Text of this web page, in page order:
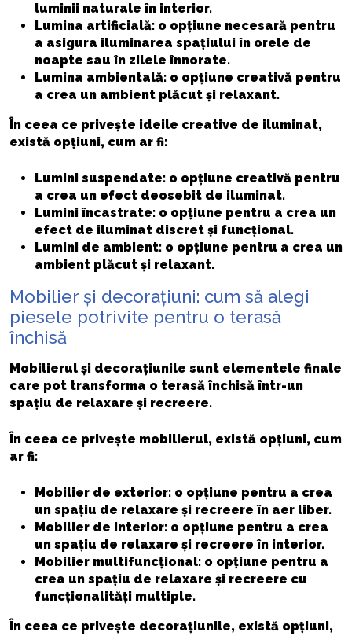
luminii naturale în interior.
Lumina artificială: o opțiune necesară pentru
a asigura iluminarea spațiului în orele de
noapte sau în zilele înnorate.
Lumina ambientală: o opțiune creativă pentru
a crea un ambient plăcut și relaxant.
În ceea ce privește ideile creative de iluminat,
există opțiuni, cum ar fi:
Lumini suspendate: o opțiune creativă pentru
a crea un efect deosebit de iluminat.
Lumini încastrate: o opțiune pentru a crea un
efect de iluminat discret și funcțional.
Lumini de ambient: o opțiune pentru a crea un
ambient plăcut și relaxant.
Mobilier și decorațiuni: cum să alegi
piesele potrivite pentru o terasă
închisă
Mobilierul și decorațiunile sunt elementele finale
care pot transforma o terasă închisă într-un
spațiu de relaxare și recreere.
În ceea ce privește mobilierul, există opțiuni, cum
ar fi:
Mobilier de exterior: o opțiune pentru a crea
un spațiu de relaxare și recreere în aer liber.
Mobilier de interior: o opțiune pentru a crea
un spațiu de relaxare și recreere în interior.
Mobilier multifuncțional: o opțiune pentru a
crea un spațiu de relaxare și recreere cu
funcționalități multiple.
În ceea ce privește decorațiunile, există opțiuni,